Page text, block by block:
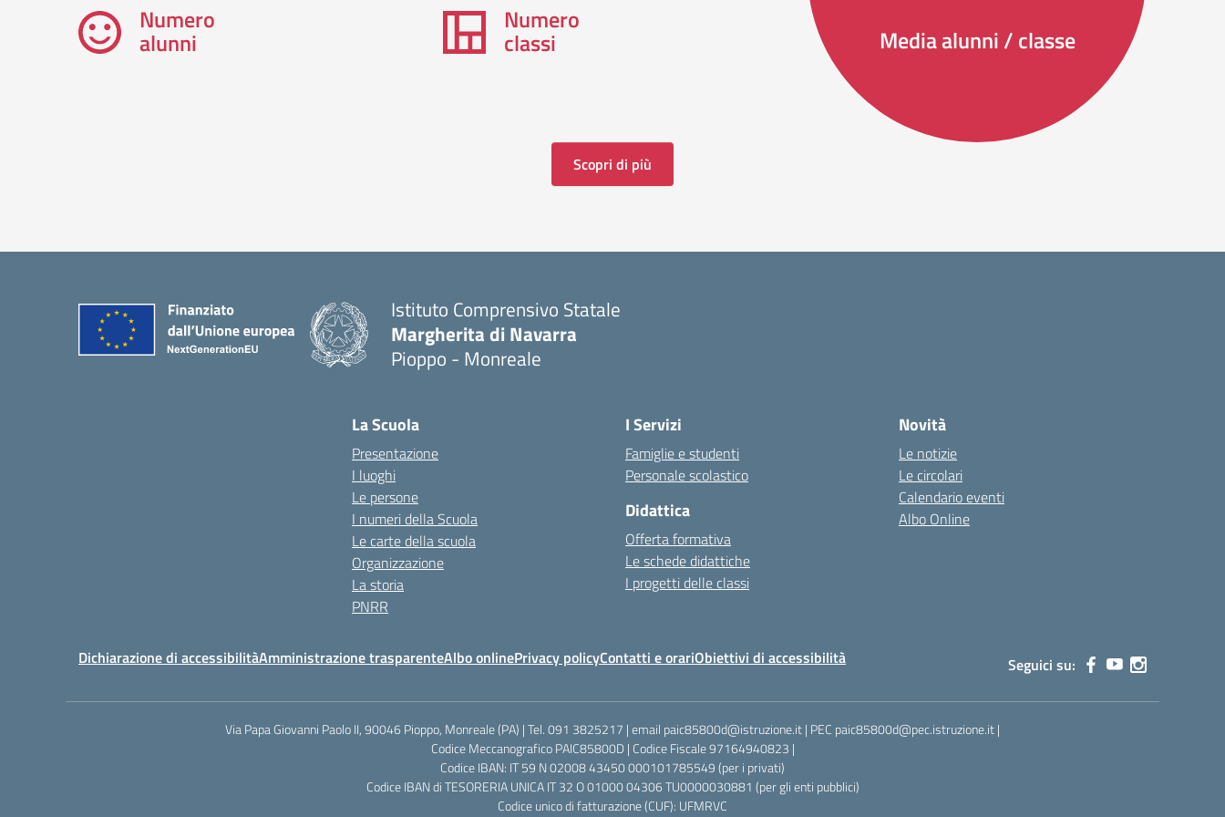
Numero
alunni
Numero
classi Media alunni / classe
Scopri di più
Istituto Comprensivo Statale
Margherita di Navarra
Pioppo - Monreale
La Scuola
Presentazione
I luoghi
Le persone
I numeri della Scuola
Le carte della scuola
Organizzazione
La storia
PNRR
I Servizi
Famiglie e studenti
Personale scolastico
Didattica
Offerta formativa
Le schede didattiche
I progetti delle classi
Novità
Le notizie
Le circolari
Calendario eventi
Albo Online
Dichiarazione di accessibilitàAmministrazione trasparenteAlbo onlinePrivacy policyContatti e orariObiettivi di accessibilità Seguici su:
Via Papa Giovanni Paolo II, 90046 Pioppo, Monreale (PA) | Tel. 091 3825217 | email paic85800d@istruzione.it | PEC paic85800d@pec.istruzione.it |
Codice Meccanografico PAIC85800D | Codice Fiscale 97164940823 |
Codice IBAN: IT 59 N 02008 43450 000101785549 (per i privati)
Codice IBAN di TESORERIA UNICA IT 32 O 01000 04306 TU0000030881 (per gli enti pubblici)
Codice unico di fatturazione (CUF): UFMRVC